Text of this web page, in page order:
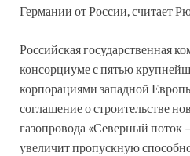
Германии от России, считает
Российская государственная
консорциуме с пятью
корпорациями западной
соглашение о строительстве
газопровода «Северный поток
увеличит пропускную